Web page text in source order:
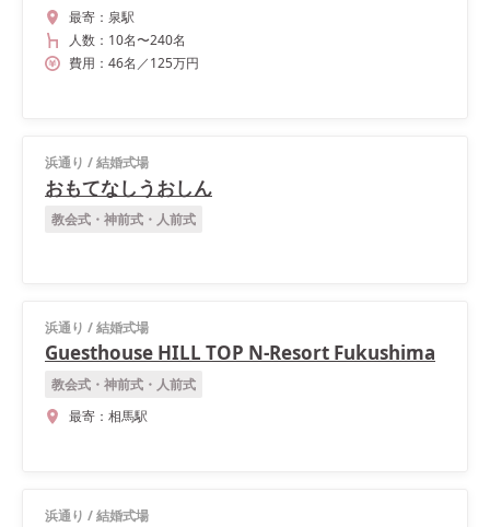
最寄： 泉駅
人数： 10名〜240名
費用： 46名 ／125万円
浜通り /結婚式場
おもてなしうおしん
教会式・神前式・人前式
浜通り /結婚式場
Guesthouse HILL TOP N-Resort Fukushima
教会式・神前式・人前式
最寄： 相馬駅
浜通り /結婚式場